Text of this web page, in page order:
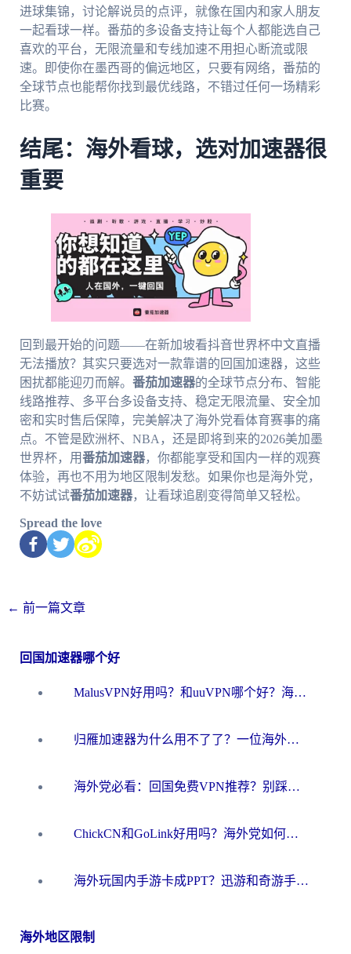
进球集锦，讨论解说员的点评，就像在国内和家人朋友
一起看球一样。番茄的多设备支持让每个人都能选自己
喜欢的平台，无限流量和专线加速不用担心断流或限
速。即使你在墨西哥的偏远地区，只要有网络，番茄的
全球节点也能帮你找到最优线路，不错过任何一场精彩
比赛。
结尾：海外看球，选对加速器很
重要
回到最开始的问题——在新加坡看抖音世界杯中文直播
无法播放？其实只要选对一款靠谱的回国加速器，这些
困扰都能迎刃而解。 番茄加速器的全球节点分布、智能
线路推荐、多平台多设备支持、稳定无限流量、安全加
密和实时售后保障，完美解决了海外党看体育赛事的痛
点。不管是欧洲杯、NBA，还是即将到来的2026美加墨
世界杯，用番茄加速器，你都能享受和国内一样的观赛
体验，再也不用为地区限制发愁。如果你也是海外党，
不妨试试番茄加速器，让看球追剧变得简单又轻松。
Spread the love
← 前一篇文章
回国加速器哪个好
MalusVPN好用吗？和uuVPN哪个好？海外党无缝访问国内资源的真实对比与选择指南
归雁加速器为什么用不了了？一位海外游子的真实困惑与技术解答
海外党必看：回国免费VPN推荐？别踩坑！教你选对加速器无缝刷国内资源
ChickCN和GoLink好用吗？海外党如何选对回国加速器
海外玩国内手游卡成PPT？迅游和奇游手游哪个好？一篇讲透回国加速器怎么选
海外地区限制